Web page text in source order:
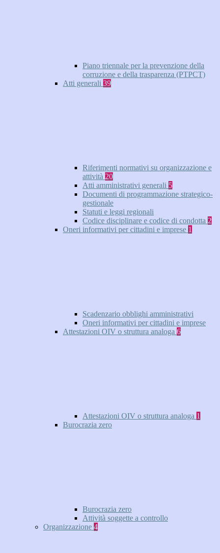
Piano triennale per la prevenzione della
corruzione e della trasparenza (PTPCT)
Atti generali 39
Riferimenti normativi su organizzazione e
attività 20
Atti amministrativi generali 5
Documenti di programmazione strategico-
gestionale
Statuti e leggi regionali
Codice disciplinare e codice di condotta 2
Oneri informativi per cittadini e imprese 1
Scadenzario obblighi amministrativi
Oneri informativi per cittadini e imprese
Attestazioni OIV o struttura analoga 6
Attestazioni OIV o struttura analoga 1
Burocrazia zero
Burocrazia zero
Attività soggette a controllo
Organizzazione 4